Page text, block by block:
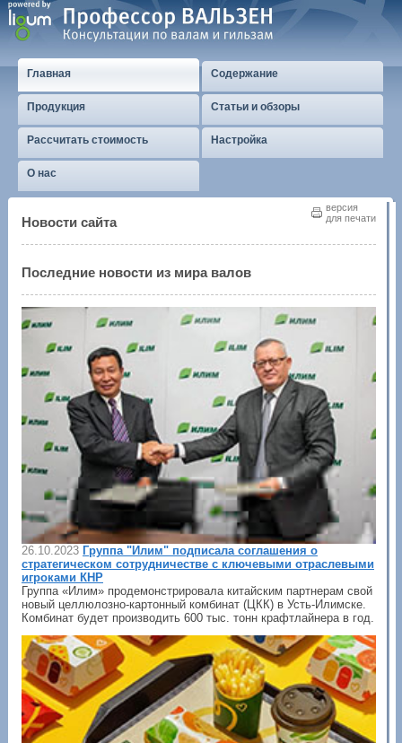
Главная Содержание
Продукция Статьи и обзоры
Рассчитать стоимость Настройка
О нас
версия
для печати
Новости сайта
Последние новости из мира валов
26.10.2023 Группа "Илим" подписала соглашения о
стратегическом сотрудничестве с ключевыми отраслевыми
игроками КНР
Группа «Илим» продемонстрировала китайским партнерам свой
новый целлюлозно-картонный комбинат (ЦКК) в Усть-Илимске.
Комбинат будет производить 600 тыс. тонн крафтлайнера в год.